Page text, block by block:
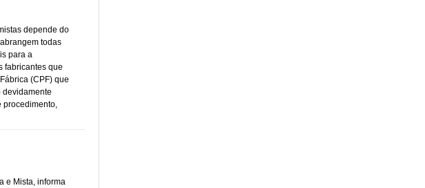
depende do
todas
para a
fabricantes que
(CPF) que
devidamente
procedimento,
a capacidade
resultando
e Mista, informa